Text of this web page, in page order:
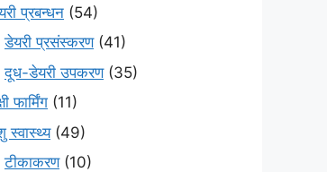
प्रबन्धन (54)
डेयरी प्रसंस्करण(41)
दूध-डेयरी उपकरण(35)
फार्मिंग (11)
स्वास्थ्य(49)
टीकाकरण(10)